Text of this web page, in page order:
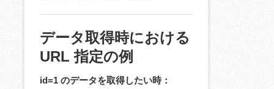
データ取得時における
URL 指定の例
id=1 のデータを取得したい時：